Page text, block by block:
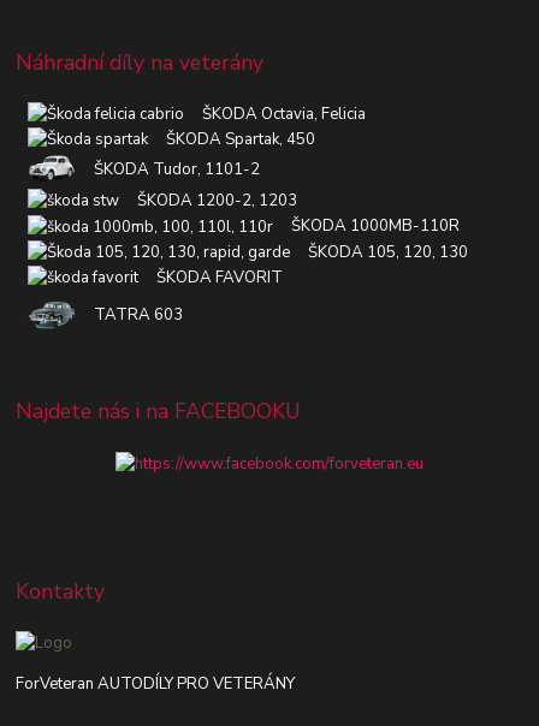
Náhradní díly na veterány
ŠKODA Octavia, Felicia
ŠKODA Spartak, 450
ŠKODA Tudor, 1101-2
ŠKODA 1200-2, 1203
ŠKODA 1000MB-110R
ŠKODA 105, 120, 130
ŠKODA FAVORIT
TATRA 603
Najdete nás i na FACEBOOKU
Kontakty
ForVeteran AUTODÍLY PRO VETERÁNY